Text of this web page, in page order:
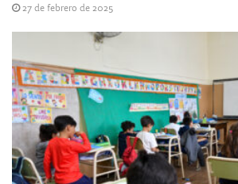
27 de febrero de 2025